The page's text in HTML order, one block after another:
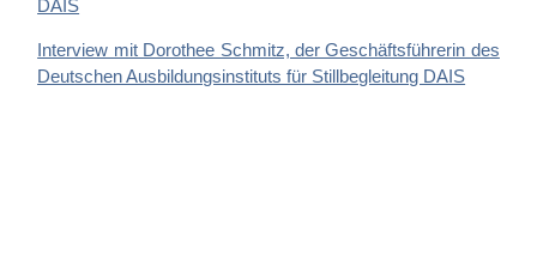
Interview mit Dorothee Schmitz, der Geschäftsführerin des
Deutschen Ausbildungsinstituts für Stillbegleitung DAIS